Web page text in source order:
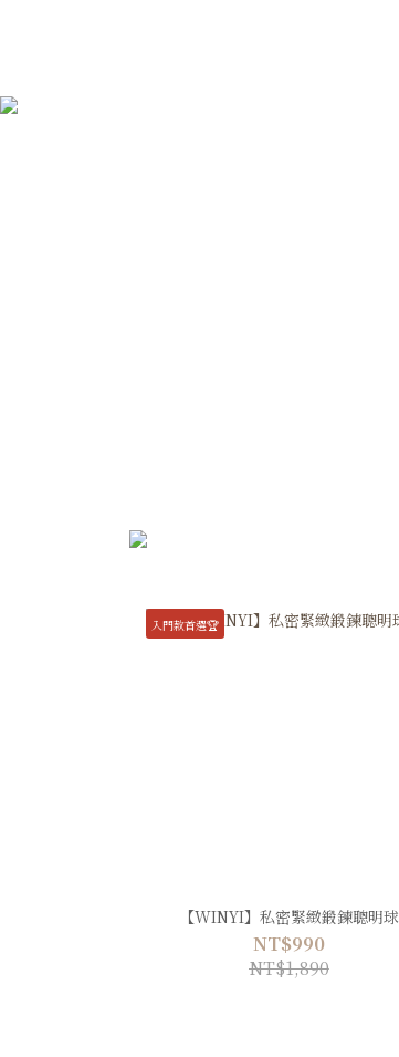
入門款首選🏆
【WINYI】私密緊緻鍛鍊聰明球
NT$990
NT$1,890